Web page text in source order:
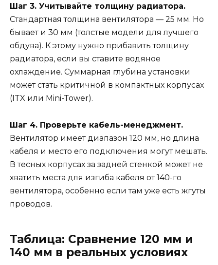
Шаг 3. Учитывайте толщину радиатора.
Стандартная толщина вентилятора — 25 мм. Но
бывает и 30 мм (толстые модели для лучшего
обдува). К этому нужно прибавить толщину
радиатора, если вы ставите водяное
охлаждение. Суммарная глубина установки
может стать критичной в компактных корпусах
(ITX или Mini-Tower).
Шаг 4. Проверьте кабель-менеджмент.
Вентилятор имеет диапазон 120 мм, но длина
кабеля и место его подключения могут мешать.
В тесных корпусах за задней стенкой может не
хватить места для изгиба кабеля от 140-го
вентилятора, особенно если там уже есть жгуты
проводов.
Таблица: Сравнение 120 мм и
140 мм в реальных условиях